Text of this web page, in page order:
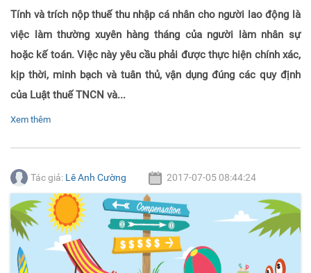
Tính và trích nộp thuế thu nhập cá nhân cho người lao động là
việc làm thường xuyên hàng tháng của người làm nhân sự
hoặc kế toán. Việc này yêu cầu phải được thực hiện chính xác,
kịp thời, minh bạch và tuân thủ, vận dụng đúng các quy định
của Luật thuế TNCN và...
Xem thêm
Tác giả: Lê Anh Cường 2017-07-05 08:44:24